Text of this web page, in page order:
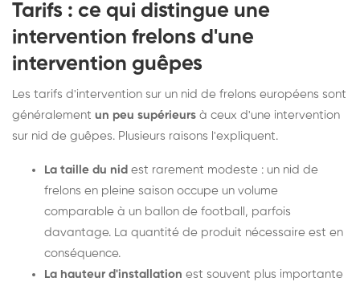
Tarifs : ce qui distingue une
intervention frelons d'une
intervention guêpes
Les tarifs d'intervention sur un nid de frelons européens sont
généralement un peu supérieurs à ceux d'une intervention
sur nid de guêpes. Plusieurs raisons l'expliquent.
La taille du nid est rarement modeste : un nid de
frelons en pleine saison occupe un volume
comparable à un ballon de football, parfois
davantage. La quantité de produit nécessaire est en
conséquence.
La hauteur d'installation est souvent plus importante